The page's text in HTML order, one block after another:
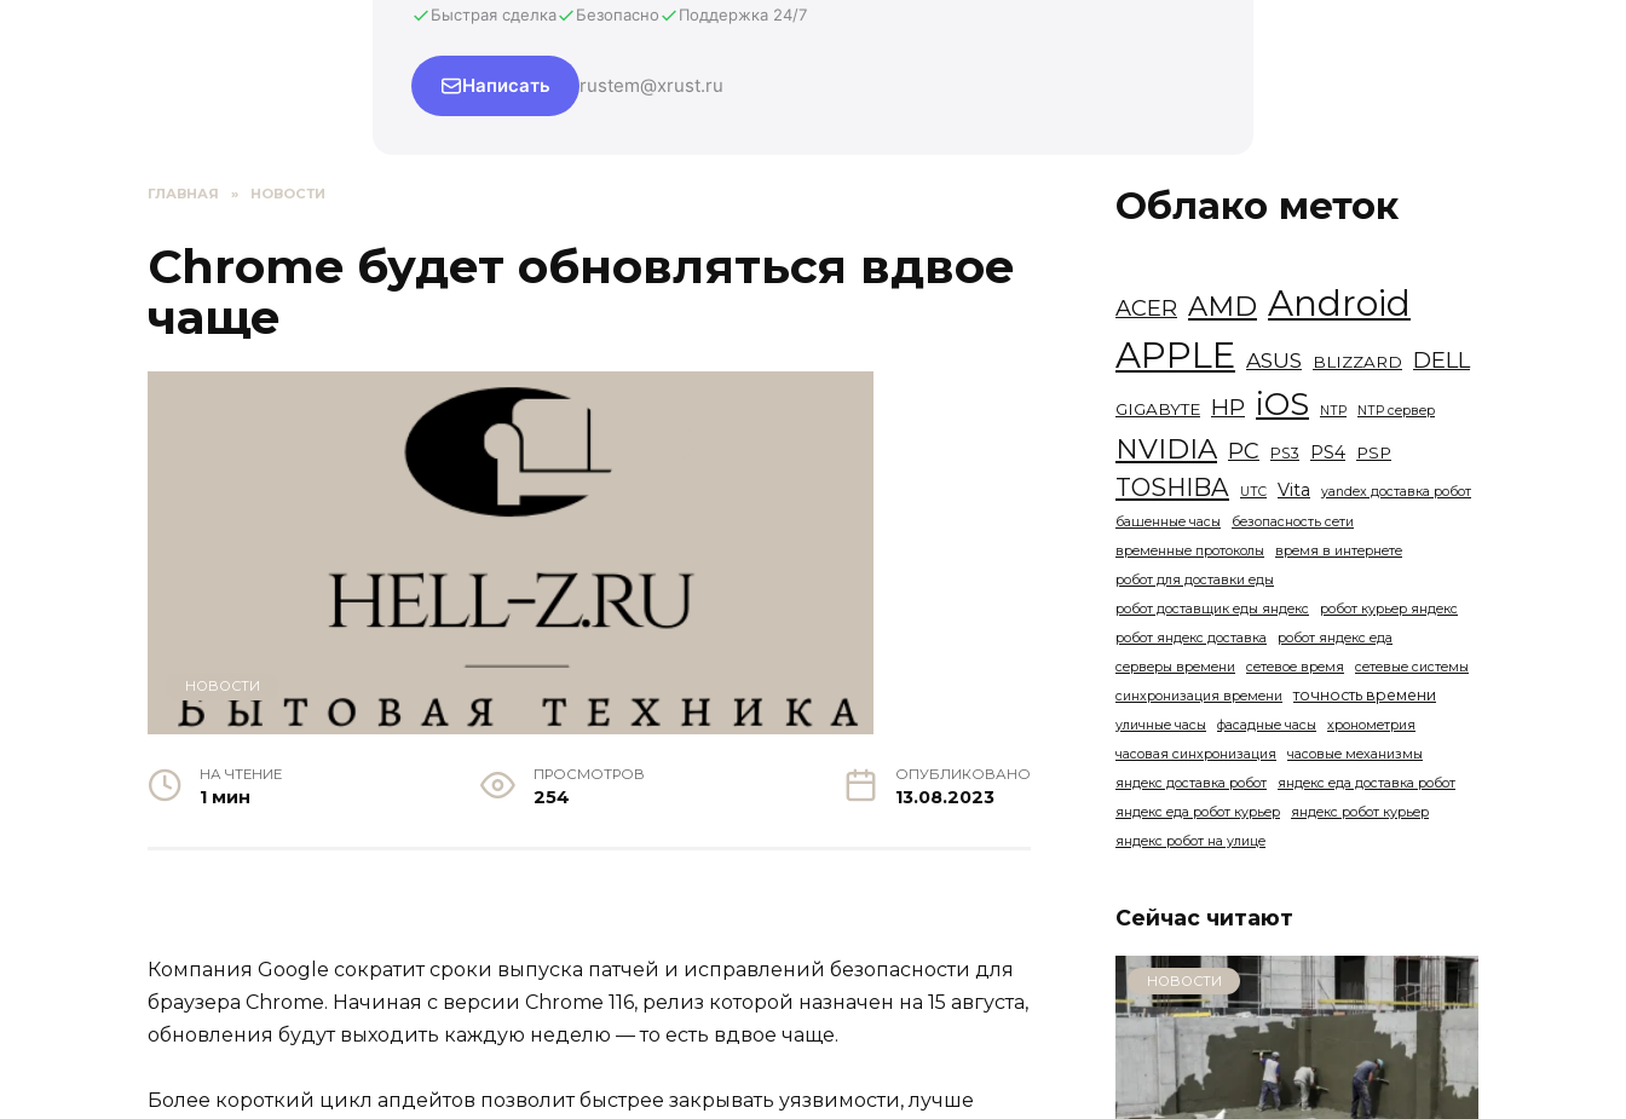
Быстрая сделка Безопасно Поддержка 24/7
Написать rustem@xrust.ru
ГЛАВНАЯ » НОВОСТИ
Chrome будет обновляться вдвое
чаще
НОВОСТИ
НА ЧТЕНИЕ
1 мин
ПРОСМОТРОВ
254
ОПУБЛИКОВАНО
13.08.2023
Компания Google сократит сроки выпуска патчей и исправлений безопасности для
браузера Chrome. Начиная с версии Chrome 116, релиз которой назначен на 15 августа,
обновления будут выходить каждую неделю — то есть вдвое чаще.
Более короткий цикл апдейтов позволит быстрее закрывать уязвимости, лучше
Облако меток
ACER AMD Android
APPLE ASUS BLIZZARD DELL
GIGABYTE HP iOS NTP NTP сервер
NVIDIA PC PS3 PS4 PSP
TOSHIBA UTC Vita
yandex доставка робот
башенные часы
безопасность сети
временные протоколы
время в интернете
робот для доставки еды
робот доставщик еды яндекс
робот курьер яндекс
робот яндекс доставка
робот яндекс еда
серверы времени
сетевое время
сетевые системы
синхронизация времени
точность времени
уличные часы фасадные часы
хронометрия
часовая синхронизация
часовые механизмы
яндекс доставка робот
яндекс еда доставка робот
яндекс еда робот курьер
яндекс робот курьер
яндекс робот на улице
Сейчас читают
НОВОСТИ